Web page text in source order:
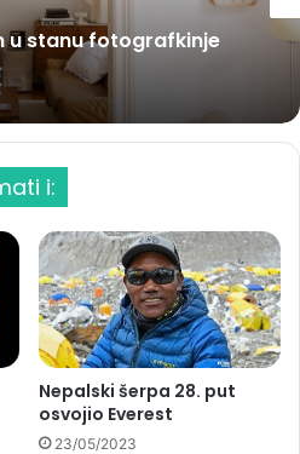
u stanu fotografkinje
i:
Nepalski šerpa 28. put
osvojio Everest
23/05/2023